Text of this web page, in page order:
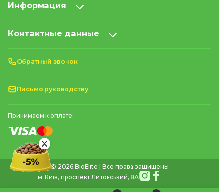
Информация
Контактные данные
Обратный звонок
Письмо руководству
Принимаем к оплате:
© 2026 BioElite | Все права защищены
м. Київ, проспект Литовський, 8А